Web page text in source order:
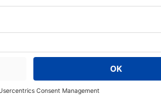
à proximité.
tels que des agences